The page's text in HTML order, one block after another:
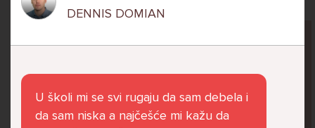
DENNIS DOMIAN
U školi mi se svi rugaju da sam debela i
da sam niska a najčešće mi kažu da